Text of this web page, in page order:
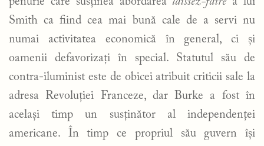
Smith ca fiind cea mai bună cale de a servi nu
numai activitatea economică în general, ci și
oamenii defavorizați în special. Statutul său de
contra-iluminist este de obicei atribuit criticii sale la
adresa Revoluției Franceze, dar Burke a fost în
același timp un susținător al independenței
americane. În timp ce propriul său guvern își